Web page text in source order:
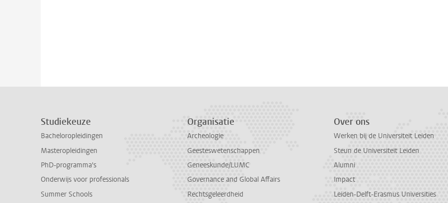
Studiekeuze
Bacheloropleidingen
Masteropleidingen
PhD-programma's
Onderwijs voor professionals
Summer Schools
Organisatie
Archeologie
Geesteswetenschappen
Geneeskunde/LUMC
Governance and Global Affairs
Rechtsgeleerdheid
Over ons
Werken bij de Universiteit Leiden
Steun de Universiteit Leiden
Alumni
Impact
Leiden-Delft-Erasmus Universities